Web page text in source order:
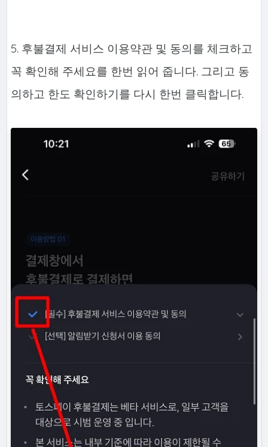
5. 후불결제 서비스 이용약관 및 동의를 체크하고
꼭 확인해 주세요를 한번 읽어 줍니다. 그리고 동
의하고 한도 확인하기를 다시 한번 클릭합니다.